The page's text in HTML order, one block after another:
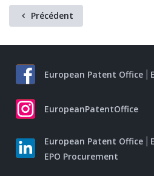
Précédent
European Patent Office
EuropeanPatentOffice
European Patent Office
EPO Procurement